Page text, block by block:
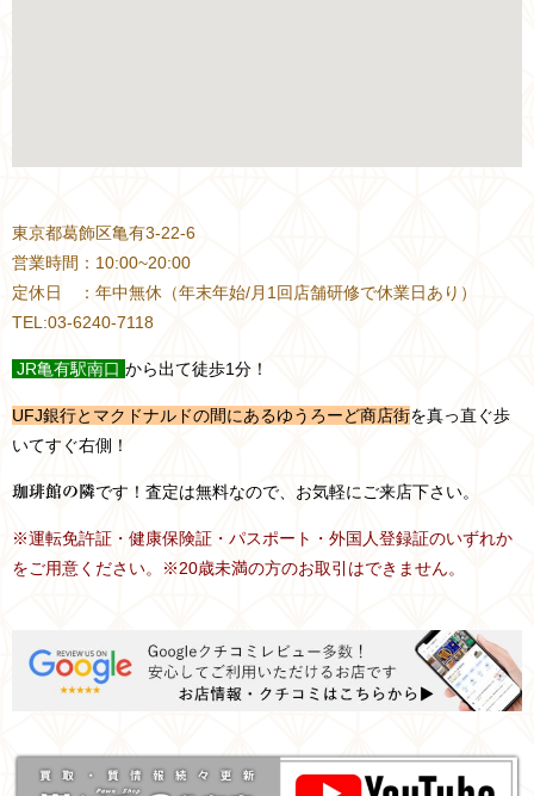
東京都葛飾区亀有3-22-6
営業時間：10:00~20:00
定休日 ：年中無休（年末年始/月1回店舗研修で休業日あり）
TEL:03-6240-7118
JR亀有駅南口 から出て徒歩1分！
UFJ銀行とマクドナルドの間にあるゆうろーど商店街を真っ直ぐ歩
いてすぐ右側！
珈琲館の隣です！査定は無料なので、お気軽にご来店下さい。
※運転免許証・健康保険証・パスポート・外国人登録証のいずれか
をご用意ください。※20歳未満の方のお取引はできません。